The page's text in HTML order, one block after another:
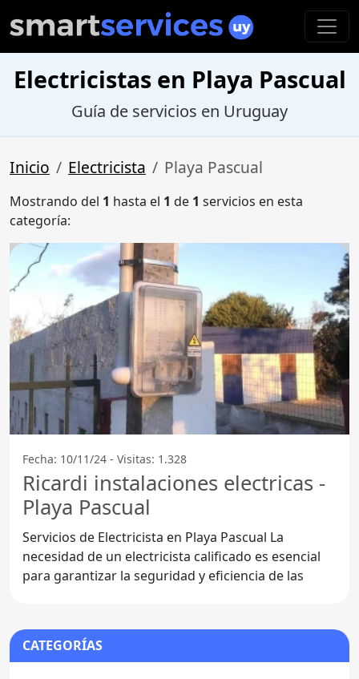
Electricistas en Playa Pascual
Guía de servicios en Uruguay
Inicio Electricista Playa Pascual
Mostrando del 1 hasta el 1 de 1 servicios en esta
categoría:
Fecha: 10/11/24 - Visitas: 1.328
Ricardi instalaciones electricas -
Playa Pascual
Servicios de Electricista en Playa Pascual La
necesidad de un electricista calificado es esencial
para garantizar la seguridad y eficiencia de las
CATEGORÍAS